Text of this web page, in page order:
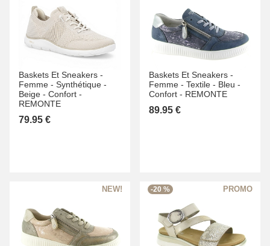
Baskets Et Sneakers -
Femme - Synthétique -
Beige - Confort -
REMONTE
79.95 €
Baskets Et Sneakers -
Femme - Textile - Bleu -
Confort - REMONTE
89.95 €
-20 %